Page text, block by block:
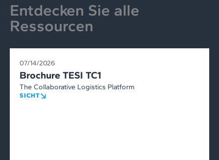
Entdecken Sie alle
Ressourcen
07/14/2026
Brochure TESI TC1
The Collaborative Logistics Platform
SICHT